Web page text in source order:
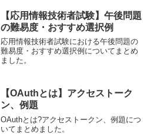
【応用情報技術者試験】午後問題
の難易度・おすすめ選択例
応用情報技術者試験における午後問題の
難易度・おすすめ選択例についてまとめ
ました。
【OAuthとは】アクセストーク
ン、例題
OAuthとは?アクセストークン、例題につ
いてまとめました。